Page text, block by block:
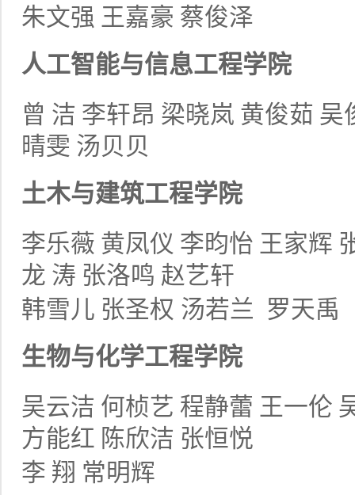
朱文强 王嘉豪 蔡俊泽
人工智能与信息工程学院
曾 洁 李轩昂 梁晓岚 黄俊茹 吴
晴雯 汤贝贝
土木与建筑工程学院
李乐薇 黄凤仪 李昀怡 王家辉
龙 涛 张洛鸣 赵艺轩
韩雪儿 张圣权 汤若兰 罗天禹
生物与化学工程学院
吴云洁 何桢艺 程静蕾 王一伦
方能红 陈欣洁 张恒悦
李 翔 常明辉